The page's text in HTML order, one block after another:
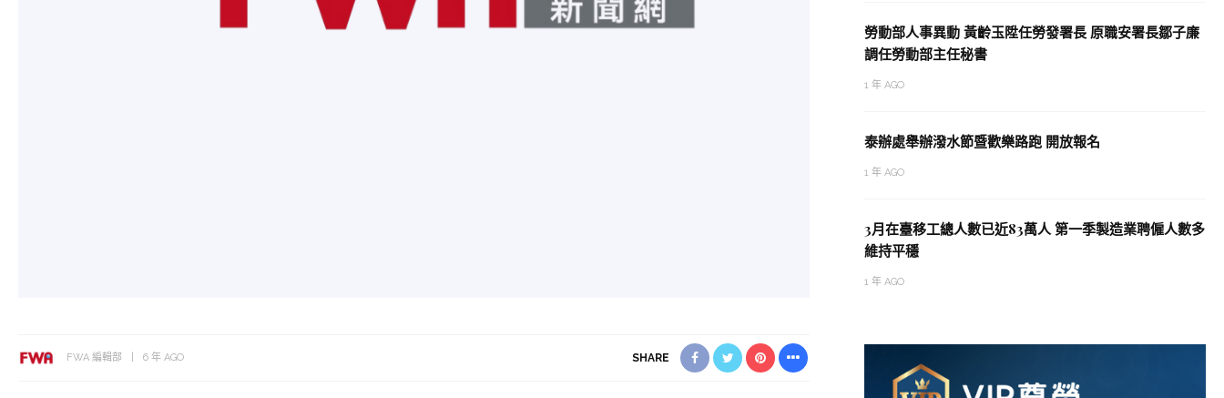
FWA 編輯部 6 年 AGO SHARE
勞動部人事異動 黃齡玉陞任勞發署長 原職安署長鄒子廉
調任勞動部主任秘書
1 年 AGO
泰辦處舉辦潑水節暨歡樂路跑 開放報名
1 年 AGO
3月在臺移工總人數已近83萬人 第一季製造業聘僱人數多
維持平穩
1 年 AGO